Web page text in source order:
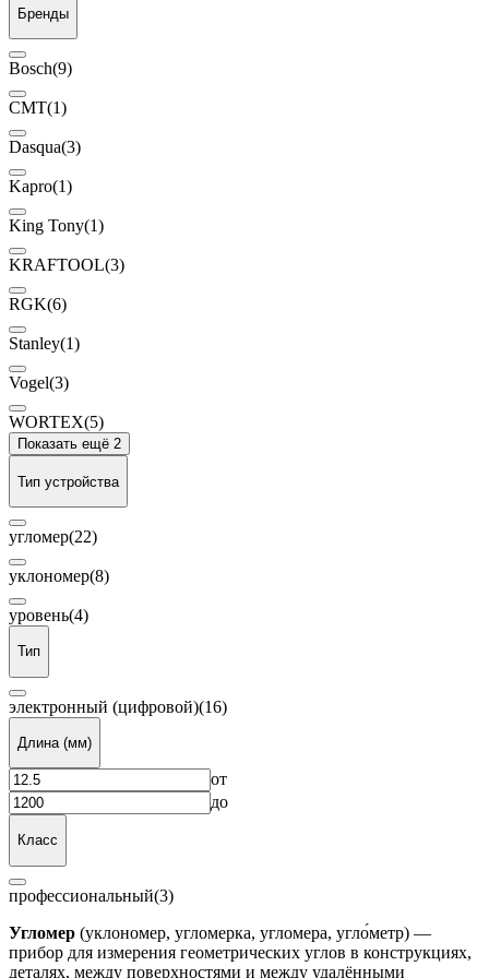
Бренды
Bosch(9)
CMT(1)
Dasqua(3)
Kapro(1)
King Tony(1)
KRAFTOOL(3)
RGK(6)
Stanley(1)
Vogel(3)
WORTEX(5)
Показать ещё 2
Тип устройства
угломер(22)
уклономер(8)
уровень(4)
Тип
электронный (цифровой)(16)
Длина (мм)
от
до
Класс
профессиональный(3)
Угломер (уклономер, угломерка, угломера, угло́метр) —
прибор для измерения геометрических углов в конструкциях,
деталях, между поверхностями и между удалёнными